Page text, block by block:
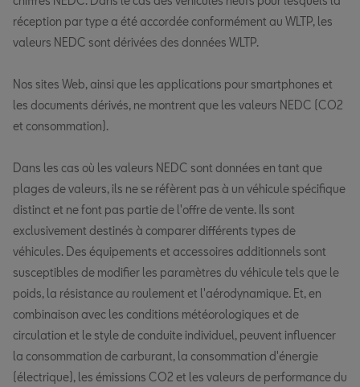
réception par type a été accordée conformément au WLTP, les
valeurs NEDC sont dérivées des données WLTP.
Nos sites Web, ainsi que les applications pour smartphones et
les documents dérivés, ne montrent que les valeurs NEDC (CO2
et consommation).
Dans les cas où les valeurs NEDC sont données en tant que
plages de valeurs, ils ne se réfèrent pas à un véhicule spécifique
distinct et ne font pas partie de l'offre de vente. Ils sont
exclusivement destinés à comparer différents types de
véhicules. Des équipements et accessoires additionnels sont
susceptibles de modifier les paramètres du véhicule tels que le
poids, la résistance au roulement et l'aérodynamique. Et, en
combinaison avec les conditions météorologiques et de
circulation et le style de conduite individuel, peuvent influencer
la consommation de carburant, la consommation d'énergie
(électrique), les émissions CO2 et les valeurs de performance du